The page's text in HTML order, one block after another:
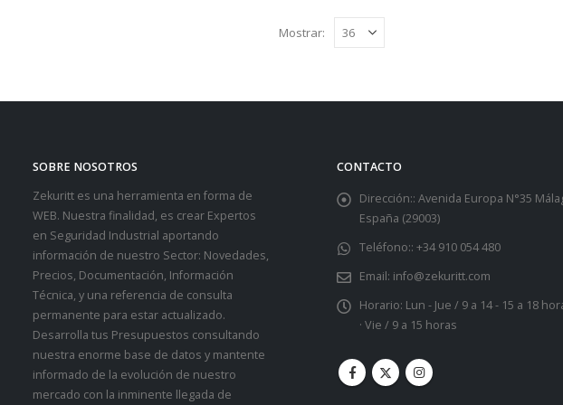
Mostrar:
SOBRE NOSOTROS
Zekuritt es una herramienta en forma de
WEB. Nuestra finalidad, es crear Expertos
en Seguridad Industrial aportando
información de nuestro Sector: Novedades,
Precios, Documentación, Información
Técnica, y una referencia de consulta
permanente para estar actualizado.
Desarrolla tus Presupuestos consultando
nuestra enorme base de datos y mantente
informado de la evolución de nuestro
mercado con la inminente llegada de
CONTACTO
Dirección:: Avenida Europa N°35
España (29003)
Teléfono:: +34 910 054 480
Email: info@zekuritt.com
Horario: Lun - Jue / 9 a 14 - 15 a 18
· Vie / 9 a 15 horas